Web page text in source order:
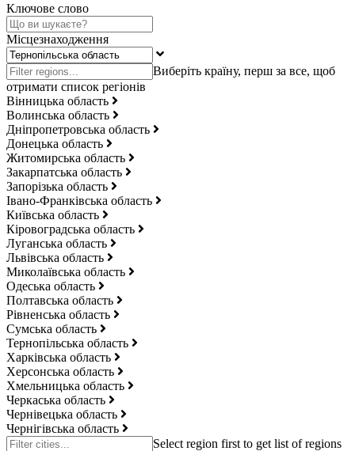
Ключове слово
Місцезнаходження
Вінницька область
Волинська область
Дніпропетровська область
Донецька область
Житомирська область
Закарпатська область
Запорізька область
Івано-Франківська область
Київська область
Кіровоградська область
Луганська область
Львівська область
Миколаївська область
Одеська область
Полтавська область
Рівненська область
Сумська область
Тернопільська область
Харківська область
Херсонська область
Хмельницька область
Черкаська область
Чернівецька область
Чернігівська область